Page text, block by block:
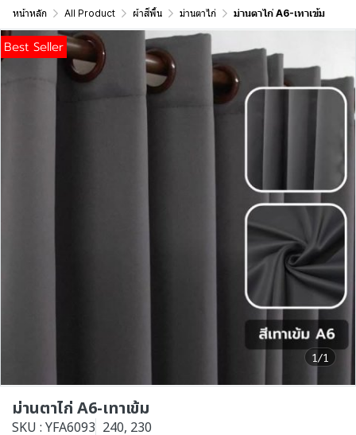
หน้าหลัก All Product ผ้าสีพื้น ม่านตาไก่ ม่านตาไก่ A6-เทาเข้ม
1/1
Best Seller
ม่านตาไก่ A6-เทาเข้ม
SKU : YFA6093 240, 230